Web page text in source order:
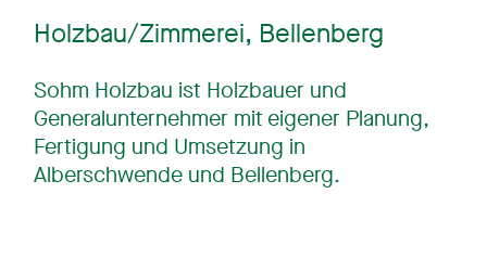
Holzbau/Zimmerei, Bellenberg
Sohm Holzbau ist Holzbauer und
Generalunternehmer mit eigener Planung,
Fertigung und Umsetzung in
Alberschwende und Bellenberg.